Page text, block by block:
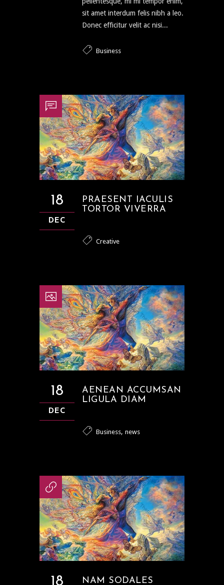
sit amet interdum felis nibh a leo.
Donec efficitur velit ac nisi...
Business
18
DEC
PRAESENT IACULIS
TORTOR VIVERRA
Creative
18
DEC
AENEAN ACCUMSAN
LIGULA DIAM
Business, news
18 NAM SODALES